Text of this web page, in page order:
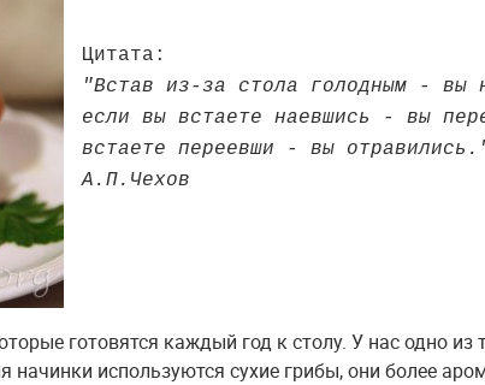
Цитата:
"Встав из-за стола голодным - вы
если вы встаете наевшись - вы
встаете переевши - вы
А.П.Чехов
готовятся каждый год к столу. У нас одно из
используются сухие грибы, они более